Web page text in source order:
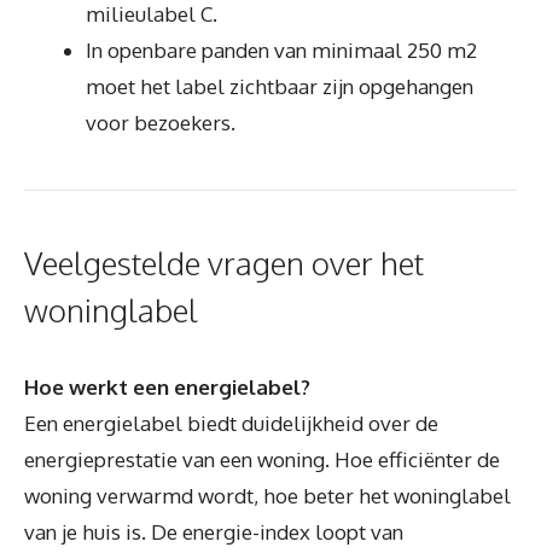
milieulabel C.
In openbare panden van minimaal 250 m2
moet het label zichtbaar zijn opgehangen
voor bezoekers.
Veelgestelde vragen over het
woninglabel
Hoe werkt een energielabel?
Een energielabel biedt duidelijkheid over de
energieprestatie van een woning. Hoe efficiënter de
woning verwarmd wordt, hoe beter het woninglabel
van je huis is. De energie-index loopt van